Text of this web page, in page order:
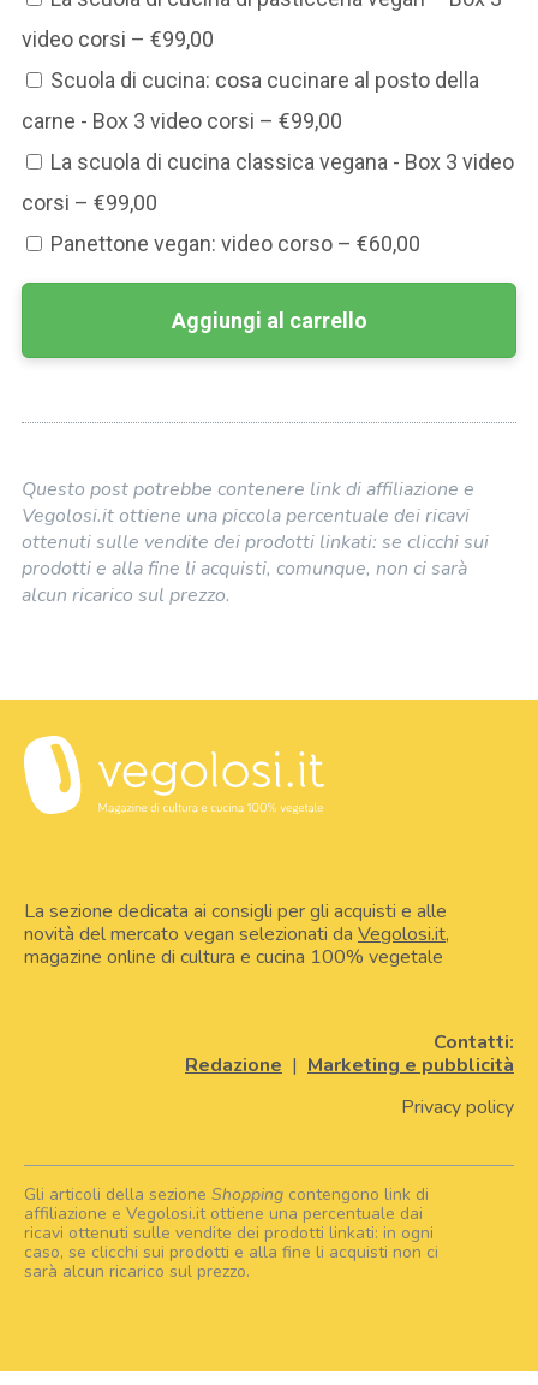
video corsi – €99,00
Scuola di cucina: cosa cucinare al posto della
carne - Box 3 video corsi – €99,00
La scuola di cucina classica vegana - Box 3 video
corsi – €99,00
Panettone vegan: video corso – €60,00
Aggiungi al carrello
Questo post potrebbe contenere link di affiliazione e
Vegolosi.it ottiene una piccola percentuale dei ricavi
ottenuti sulle vendite dei prodotti linkati: se clicchi sui
prodotti e alla fine li acquisti, comunque, non ci sarà
alcun ricarico sul prezzo.
La sezione dedicata ai consigli per gli acquisti e alle
novità del mercato vegan selezionati da Vegolosi.it,
magazine online di cultura e cucina 100% vegetale
Contatti:
Redazione | Marketing e pubblicità
Privacy policy
Gli articoli della sezione Shopping contengono link di
affiliazione e Vegolosi.it ottiene una percentuale dai
ricavi ottenuti sulle vendite dei prodotti linkati: in ogni
caso, se clicchi sui prodotti e alla fine li acquisti non ci
sarà alcun ricarico sul prezzo.